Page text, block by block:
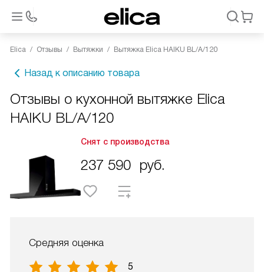
Elica Отзывы Вытяжки Вытяжка Elica HAIKU BL/A/120
Назад к описанию товара
Отзывы о кухонной вытяжке Elica
HAIKU BL/A/120
Снят с производства
237 590 руб.
Средняя оценка
5